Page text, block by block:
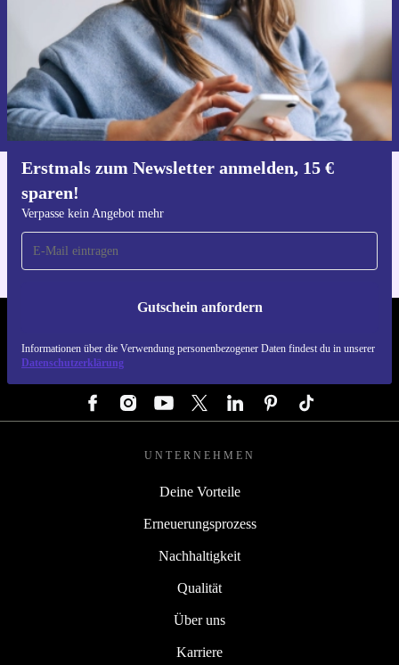
Erstmals zum Newsletter anmelden, 15 €
sparen!
Verpasse kein Angebot mehr
Gutschein anfordern
Informationen über die Verwendung personenbezogener Daten findest du in unserer
Datenschutzerklärung
Gutschein anfordern
Informationen über die Verwendung personenbezogener Daten findest
du in unsererDatenschutzerklärung.
Für iOS und Android
UNTERNEHMEN
Deine Vorteile
Erneuerungsprozess
Nachhaltigkeit
Qualität
Über uns
Karriere